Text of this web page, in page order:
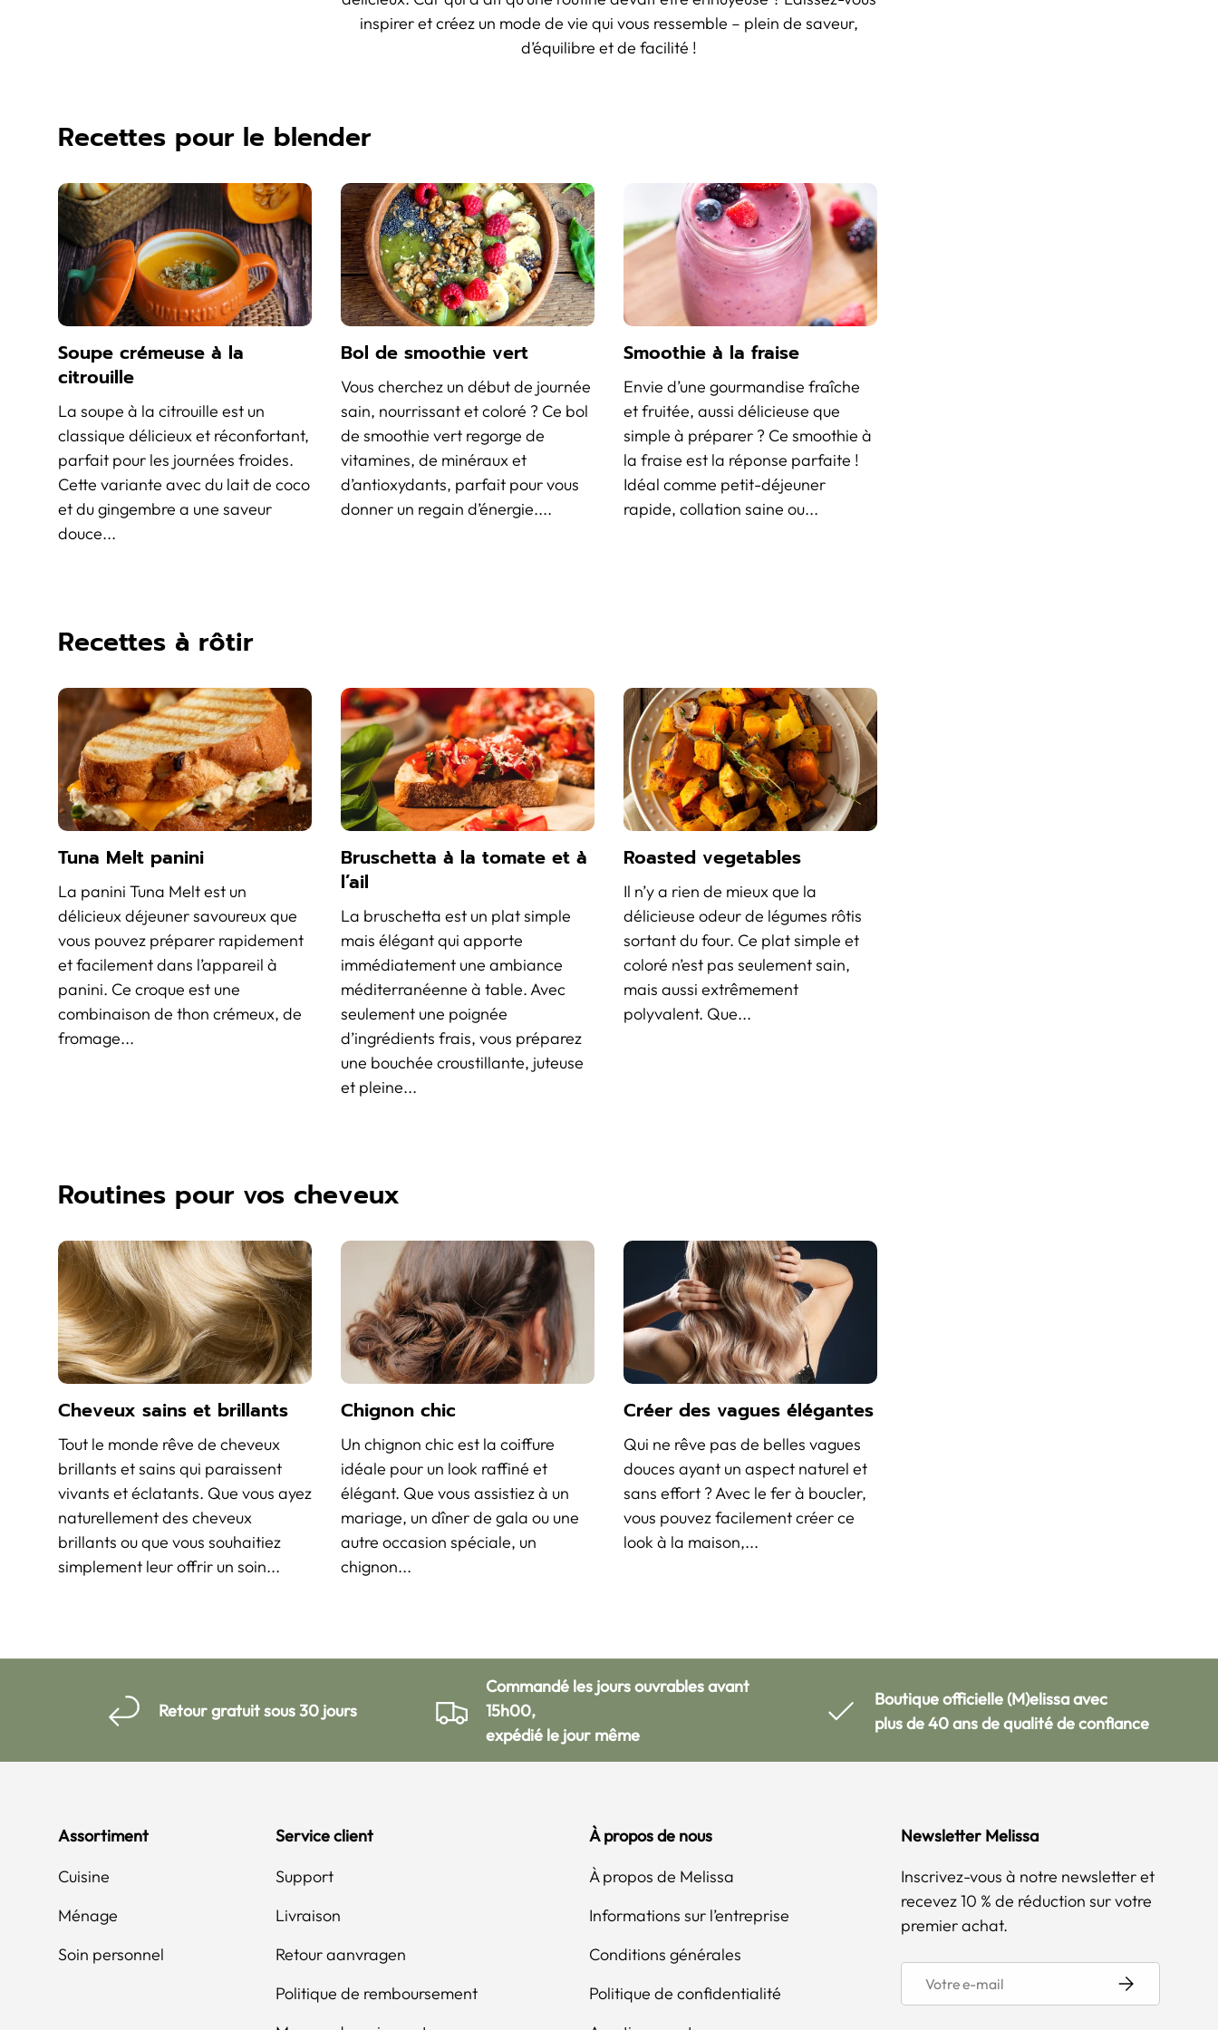
inspirer et créez un mode de vie qui vous ressemble – plein de saveur,
d’équilibre et de facilité !
Recettes pour le blender
Soupe crémeuse à la
citrouille
La soupe à la citrouille est un
classique délicieux et réconfortant,
parfait pour les journées froides.
Cette variante avec du lait de coco
et du gingembre a une saveur
douce...
Bol de smoothie vert
Vous cherchez un début de journée
sain, nourrissant et coloré ? Ce bol
de smoothie vert regorge de
vitamines, de minéraux et
d’antioxydants, parfait pour vous
donner un regain d’énergie....
Smoothie à la fraise
Envie d’une gourmandise fraîche
et fruitée, aussi délicieuse que
simple à préparer ? Ce smoothie à
la fraise est la réponse parfaite !
Idéal comme petit-déjeuner
rapide, collation saine ou...
Recettes à rôtir
Tuna Melt panini
La panini Tuna Melt est un
délicieux déjeuner savoureux que
vous pouvez préparer rapidement
et facilement dans l’appareil à
panini. Ce croque est une
combinaison de thon crémeux, de
fromage...
Bruschetta à la tomate et à
l’ail
La bruschetta est un plat simple
mais élégant qui apporte
immédiatement une ambiance
méditerranéenne à table. Avec
seulement une poignée
d’ingrédients frais, vous préparez
une bouchée croustillante, juteuse
et pleine...
Roasted vegetables
Il n’y a rien de mieux que la
délicieuse odeur de légumes rôtis
sortant du four. Ce plat simple et
coloré n’est pas seulement sain,
mais aussi extrêmement
polyvalent. Que...
Routines pour vos cheveux
Cheveux sains et brillants
Tout le monde rêve de cheveux
brillants et sains qui paraissent
vivants et éclatants. Que vous ayez
naturellement des cheveux
brillants ou que vous souhaitiez
simplement leur offrir un soin...
Chignon chic
Un chignon chic est la coiffure
idéale pour un look raffiné et
élégant. Que vous assistiez à un
mariage, un dîner de gala ou une
autre occasion spéciale, un
chignon...
Créer des vagues élégantes
Qui ne rêve pas de belles vagues
douces ayant un aspect naturel et
sans effort ? Avec le fer à boucler,
vous pouvez facilement créer ce
look à la maison,...
Retour gratuit sous 30 jours
Commandé les jours ouvrables avant
15h00,
expédié le jour même
Boutique officielle (M)elissa avec
plus de 40 ans de qualité de confiance
Assortiment
Cuisine
Ménage
Soin personnel
Service client
Support
Livraison
Retour aanvragen
Politique de remboursement
À propos de nous
À propos de Melissa
Informations sur l’entreprise
Conditions générales
Politique de confidentialité
Newsletter Melissa
Inscrivez-vous à notre newsletter et
recevez 10 % de réduction sur votre
premier achat.
S’inscrire